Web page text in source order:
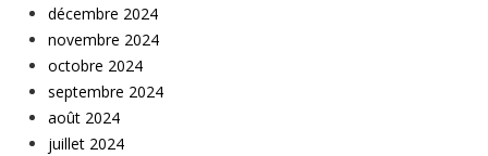
décembre 2024
novembre 2024
octobre 2024
septembre 2024
août 2024
juillet 2024